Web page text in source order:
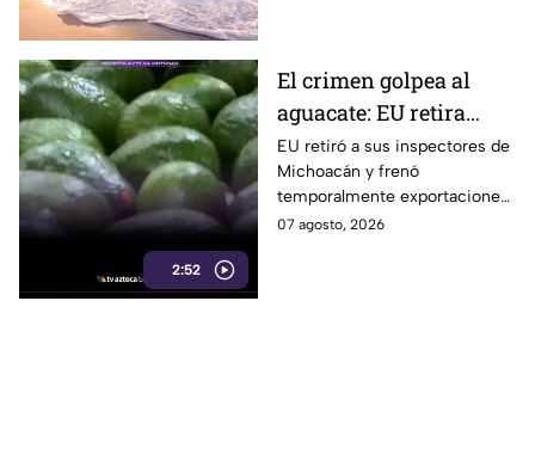
2:52
El crimen golpea al
aguacate: EU retira
inspectores y suspende
temporalmente
exportaciones
EU retiró a sus inspectores de
Michoacán y frenó
temporalmente exportaciones
de aguacate ante la
07 agosto, 2026